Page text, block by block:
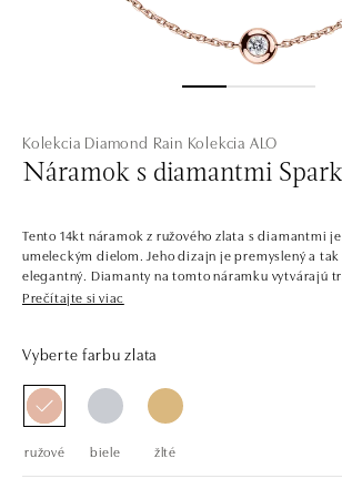
Kolekcia Diamond Rain Kolekcia ALO
Náramok s diamantmi
Tento 14kt náramok z ružového zlata s diamantmi
umeleckým dielom. Jeho dizajn je premyslený a
elegantný. Diamanty na tomto náramku vytvárajú
ktoré očaria každého, kto sa na ne pozrie. Šperk je
Kvapky šťastia. Tie presne pripomínajú diamanty
originálna kolekcia jemných a originálnych
a náhrdelníkov je inšpirovaná letným dažďom.
farbami.
Prečítajte si viac
Vyberte farbu zlata
ružové biele žlté